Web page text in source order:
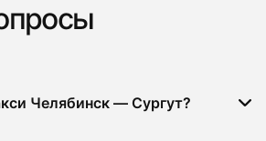
Челябинск — Сургут?